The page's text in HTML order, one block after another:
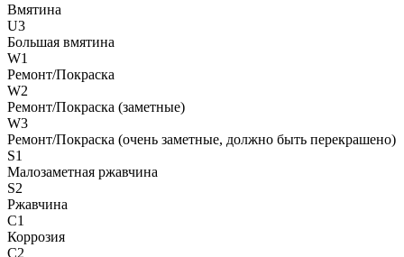
Вмятина
U3
Большая вмятина
W1
Ремонт/Покраска
W2
Ремонт/Покраска (заметные)
W3
Ремонт/Покраска (очень заметные, должно быть перекрашено)
S1
Малозаметная ржавчина
S2
Ржавчина
C1
Коррозия
C2